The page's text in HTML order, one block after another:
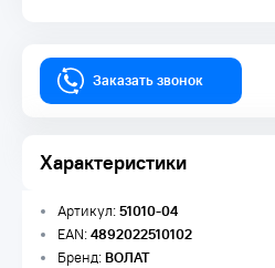
Заказать звонок
Характеристики
Артикул:51010-04
EAN:4892022510102
Бренд:ВОЛАТ